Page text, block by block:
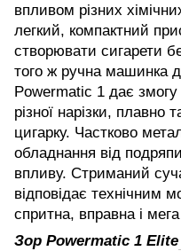
впливом різних
легкий, компактний
створювати сигарети
того ж ручна машинка
Powermatic 1 дає
різної нарізки, плавно
цигарку. Частково
обладнання від
впливу. Стриманий
відповідає технічним
спритна, вправна і
Зор Powermatic 1 Elite